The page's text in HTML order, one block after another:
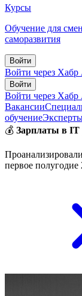
Курсы
Обучение для
саморазвития
Войти
Войти через Хабр
Войти
Войти через Хабр
Вакансии
обучение
💰 Зарплаты в IT
первое полугодие